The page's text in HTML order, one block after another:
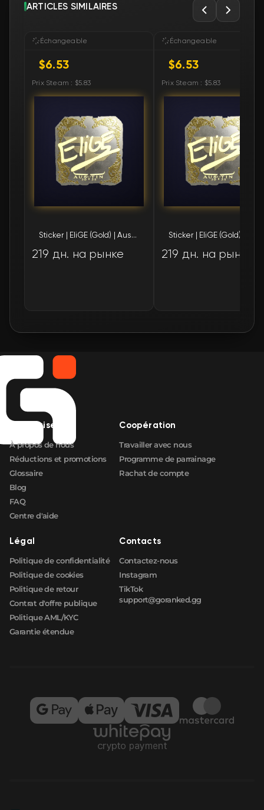
ARTICLES SIMILAIRES
Échangeable
$6.53
Prix Steam : $5.83
Sticker | EliGE (Gold) | Austin 2025
219 дн. на рынке
Échangeable
$6.53
Prix Steam : $5.83
219 дн. на рынке
Entreprise
À propos de nous
Réductions et promotions
Glossaire
Blog
FAQ
Centre d'aide
Coopération
Travailler avec nous
Programme de parrainage
Rachat de compte
Légal
Politique de confidentialité
Politique de cookies
Politique de retour
Contrat d'offre publique
Politique AML/KYC
Garantie étendue
Contacts
Contactez-nous
Instagram
TikTok
support@goranked.gg